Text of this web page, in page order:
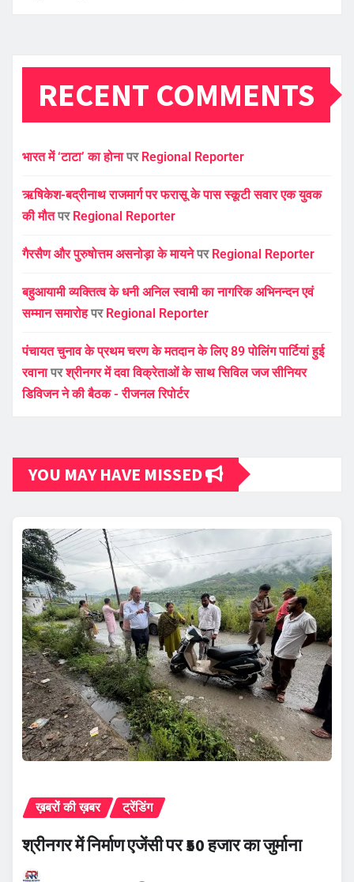
RECENT COMMENTS
भारत में ‘टाटा’ का होनापर Regional Reporter
ऋषिकेश-बद्रीनाथ राजमार्ग पर फरासू के पास स्कूटी सवार एक युवक
की मौतपर Regional Reporter
गैरसैण और पुरुषोत्तम असनोड़ा के मायनेपर Regional Reporter
बहुआयामी व्यक्तित्व के धनी अनिल स्वामी का नागरिक अभिनन्दन एवं
सम्मान समारोहपर Regional Reporter
पंचायत चुनाव के प्रथम चरण के मतदान के लिए 89 पोलिंग पार्टियां हुई
रवानापरश्रीनगर में दवा विक्रेताओं के साथ सिविल जज सीनियर
डिविजन ने की बैठक - रीजनल रिपोर्टर
YOU MAY HAVE MISSED
ख़बरों की ख़बर ट्रेंडिंग
श्रीनगर में निर्माण एजेंसी पर ₹50 हजार का जुर्माना